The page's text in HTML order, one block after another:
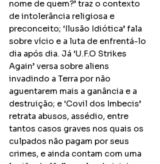
nome de quem?’ traz o contexto
de intolerância religiosa e
preconceito; ‘Ilusão Idiótica’ fala
sobre vício e a luta de enfrentá-lo
dia após dia. Já ‘U.F.O Strikes
Again’ versa sobre aliens
invadindo a Terra por não
aguentarem mais a ganância e a
destruição; e ‘Covil dos Imbecis’
retrata abusos, assédio, entre
tantos casos graves nos quais os
culpados não pagam por seus
crimes, e ainda contam com uma